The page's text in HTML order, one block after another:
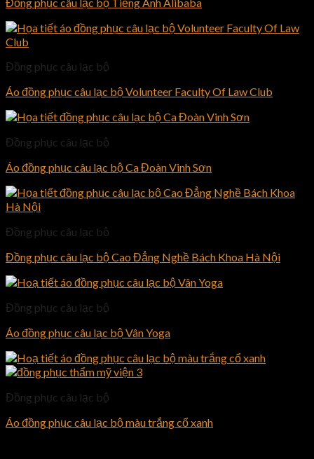
Đồng phục câu lạc bộ Tiếng Anh Alibaba
Đồng phục câu lạc bộ
Áo đồng phục câu lạc bộ Volunteer Faculty Of Law Club
Đồng phục câu lạc bộ
Áo đồng phục câu lạc bộ Ca Đoàn Vinh Sơn
Đồng phục câu lạc bộ
Đồng phục câu lạc bộ Cao Đẳng Nghề Bách Khoa Hà Nội
Đồng phục câu lạc bộ
Áo đồng phục câu lạc bộ Vân Yoga
Đồng phục câu lạc bộ
Áo đồng phục câu lạc bộ màu trắng cổ xanh